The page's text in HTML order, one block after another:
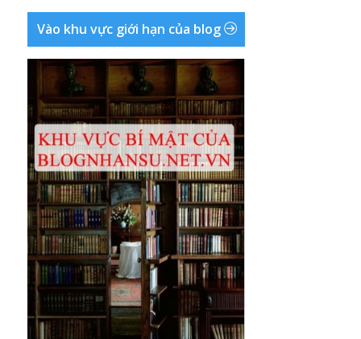
Vào khu vực giới hạn của blog